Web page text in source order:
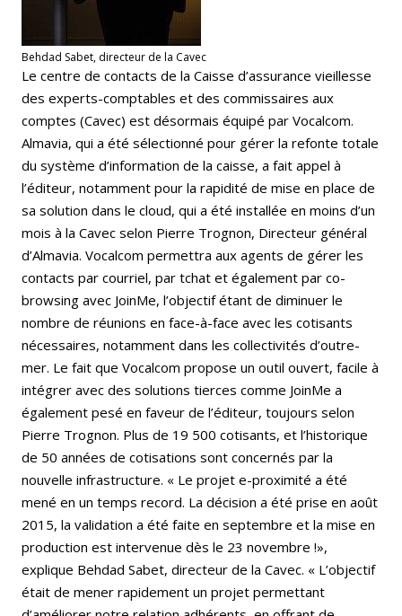
Behdad Sabet, directeur de la Cavec
Le centre de contacts de la Caisse d’assurance vieillesse
des experts-comptables et des commissaires aux
comptes (Cavec) est désormais équipé par Vocalcom.
Almavia, qui a été sélectionné pour gérer la refonte totale
du système d’information de la caisse, a fait appel à
l’éditeur, notamment pour la rapidité de mise en place de
sa solution dans le cloud, qui a été installée en moins d’un
mois à la Cavec selon Pierre Trognon, Directeur général
d’Almavia. Vocalcom permettra aux agents de gérer les
contacts par courriel, par tchat et également par co-
browsing avec JoinMe, l’objectif étant de diminuer le
nombre de réunions en face-à-face avec les cotisants
nécessaires, notamment dans les collectivités d’outre-
mer. Le fait que Vocalcom propose un outil ouvert, facile à
intégrer avec des solutions tierces comme JoinMe a
également pesé en faveur de l’éditeur, toujours selon
Pierre Trognon. Plus de 19 500 cotisants, et l’historique
de 50 années de cotisations sont concernés par la
nouvelle infrastructure. « Le projet e-proximité a été
mené en un temps record. La décision a été prise en août
2015, la validation a été faite en septembre et la mise en
production est intervenue dès le 23 novembre !»,
explique Behdad Sabet, directeur de la Cavec. « L’objectif
était de mener rapidement un projet permettant